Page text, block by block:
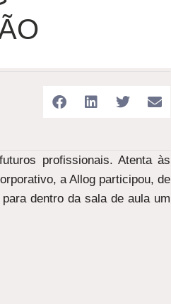
profissionais. Atenta às
a Allog participou, de
dentro da sala de aula um